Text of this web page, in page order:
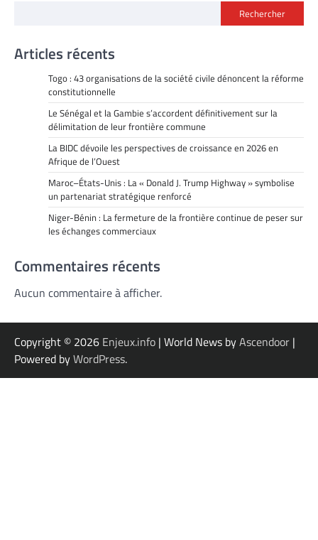
Rechercher
Articles récents
Togo : 43 organisations de la société civile dénoncent la réforme
constitutionnelle
Le Sénégal et la Gambie s’accordent définitivement sur la
délimitation de leur frontière commune
La BIDC dévoile les perspectives de croissance en 2026 en
Afrique de l’Ouest
Maroc–États-Unis : La « Donald J. Trump Highway » symbolise
un partenariat stratégique renforcé
Niger-Bénin : La fermeture de la frontière continue de peser sur
les échanges commerciaux
Commentaires récents
Aucun commentaire à afficher.
Copyright © 2026 Enjeux.info | World News byAscendoor |
Powered byWordPress.